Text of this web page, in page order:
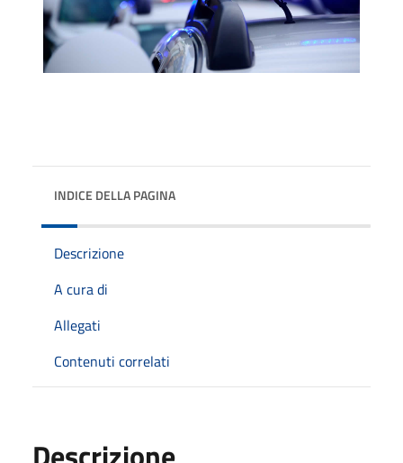
INDICE DELLA PAGINA
Descrizione
A cura di
Allegati
Contenuti correlati